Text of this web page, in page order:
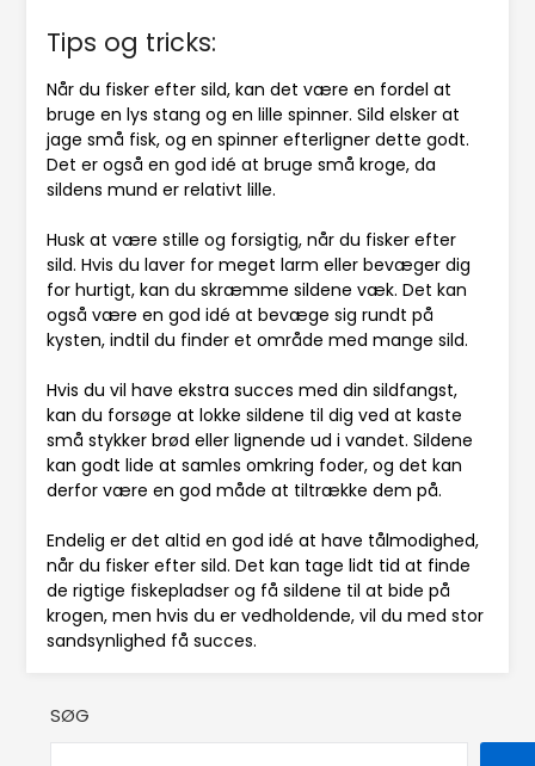
Tips og tricks:
Når du fisker efter sild, kan det være en fordel at
bruge en lys stang og en lille spinner. Sild elsker at
jage små fisk, og en spinner efterligner dette godt.
Det er også en god idé at bruge små kroge, da
sildens mund er relativt lille.
Husk at være stille og forsigtig, når du fisker efter
sild. Hvis du laver for meget larm eller bevæger dig
for hurtigt, kan du skræmme sildene væk. Det kan
også være en god idé at bevæge sig rundt på
kysten, indtil du finder et område med mange sild.
Hvis du vil have ekstra succes med din sildfangst,
kan du forsøge at lokke sildene til dig ved at kaste
små stykker brød eller lignende ud i vandet. Sildene
kan godt lide at samles omkring foder, og det kan
derfor være en god måde at tiltrække dem på.
Endelig er det altid en god idé at have tålmodighed,
når du fisker efter sild. Det kan tage lidt tid at finde
de rigtige fiskepladser og få sildene til at bide på
krogen, men hvis du er vedholdende, vil du med stor
sandsynlighed få succes.
SØG